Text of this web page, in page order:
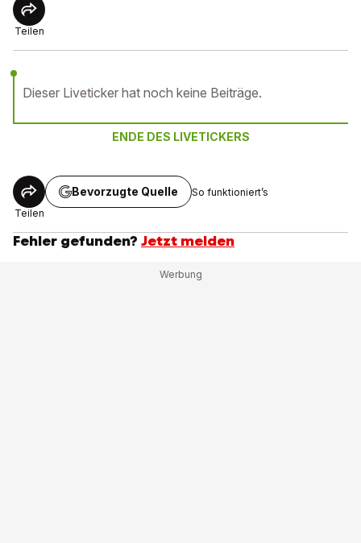
Teilen
Dieser Liveticker hat noch keine Beiträge.
ENDE DES LIVETICKERS
Teilen
Bevorzugte Quelle So funktioniert’s
Fehler gefunden? Jetzt melden